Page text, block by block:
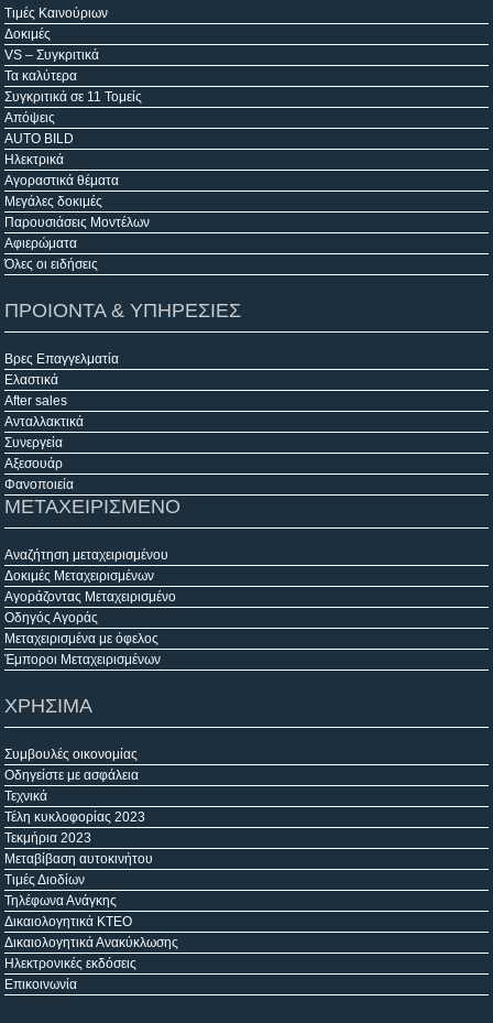
Τιμές Καινούριων
Δοκιμές
VS – Συγκριτικά
Τα καλύτερα
Συγκριτικά σε 11 Τομείς
Απόψεις
AUTO BILD
Ηλεκτρικά
Αγοραστικά θέματα
Μεγάλες δοκιμές
Παρουσιάσεις Μοντέλων
Αφιερώματα
Όλες οι ειδήσεις
ΠΡΟΙΟΝΤΑ & ΥΠΗΡΕΣΙΕΣ
Βρες Επαγγελματία
Ελαστικά
After sales
Ανταλλακτικά
Συνεργεία
Αξεσουάρ
Φανοποιεία
ΜΕΤΑΧΕΙΡΙΣΜΕΝΟ
Αναζήτηση μεταχειρισμένου
Δοκιμές Μεταχειρισμένων
Αγοράζοντας Μεταχειρισμένο
Οδηγός Αγοράς
Μεταχειρισμένα με όφελος
Έμποροι Μεταχειρισμένων
ΧΡΗΣΙΜΑ
Συμβουλές οικονομίας
Οδηγείστε με ασφάλεια
Τεχνικά
Τέλη κυκλοφορίας 2023
Τεκμήρια 2023
Μεταβίβαση αυτοκινήτου
Τιμές Διοδίων
Τηλέφωνα Ανάγκης
Δικαιολογητικά ΚΤΕΟ
Δικαιολογητικά Ανακύκλωσης
Ηλεκτρονικές εκδόσεις
Επικοινωνία